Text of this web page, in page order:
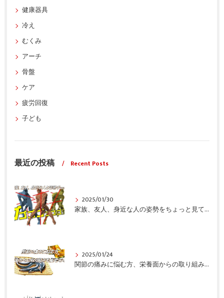
健康器具
冷え
むくみ
アーチ
骨盤
ケア
疲労回復
子ども
最近の投稿 Recent Posts
2025/01/30
家族、友人、身近な人の姿勢をちょっと見てみませんか？
2025/01/24
関節の痛みに悩む方、栄養面からの取り組みも重要ですよ！